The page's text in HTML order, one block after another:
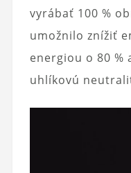
vyrábať 100 %
umožnilo znížiť
energiou o 80 %
uhlíkovú